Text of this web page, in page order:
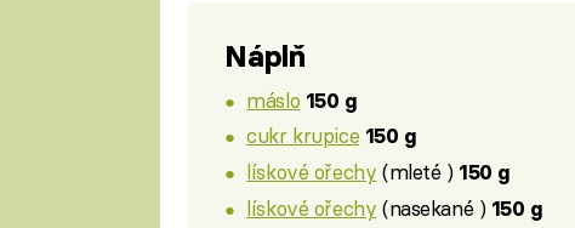
Náplň
máslo 150 g
cukr krupice 150 g
lískové ořechy (mleté ) 150 g
lískové ořechy (nasekané ) 150 g